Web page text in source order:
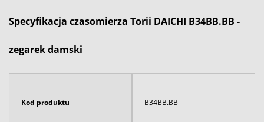
Specyfikacja czasomierza Torii DAICHI B34BB.BB -
zegarek damski
Kod produktu B34BB.BB